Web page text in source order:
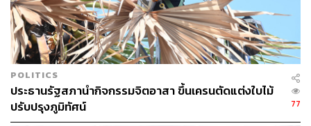
ABOUT THE PHOTOGRAPHER
ศวิตา พูลเสถียร
ช่างภาพข่าว ประจำสำนักข่าว THE
STANDARD
POLITICS
ประธานรัฐสภานำกิจกรรมจิตอาสา ขึ้นเครนตัดแต่งใบไม้
ปรับปรุงภูมิทัศน์
77